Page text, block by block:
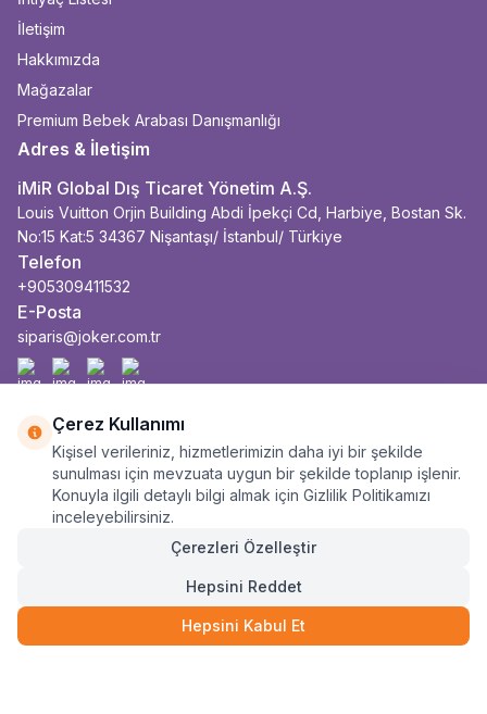
48.370TL 6 Taksit
İletişim
Hakkımızda
Mağazalar
Premium Bebek Arabası Danışmanlığı
Adres & İletişim
iMiR Global Dış Ticaret Yönetim A.Ş.
Louis Vuitton Orjin Building Abdi İpekçi Cd, Harbiye, Bostan Sk.
No:15 Kat:5 34367 Nişantaşı/ İstanbul/ Türkiye
Telefon
+905309411532
E-Posta
siparis@joker.com.tr
Facebook
İnstagram
YoutubeLinkedin
Çerez Kullanımı
Kişisel verileriniz, hizmetlerimizin daha iyi bir şekilde
sunulması için mevzuata uygun bir şekilde toplanıp işlenir.
Konuyla ilgili detaylı bilgi almak için Gizlilik Politikamızı
inceleyebilirsiniz.
Çerezleri Özelleştir
Hepsini Reddet
Hepsini Kabul Et
Anasayfa Sepet Kategoriler Siparişlerim Hesabım